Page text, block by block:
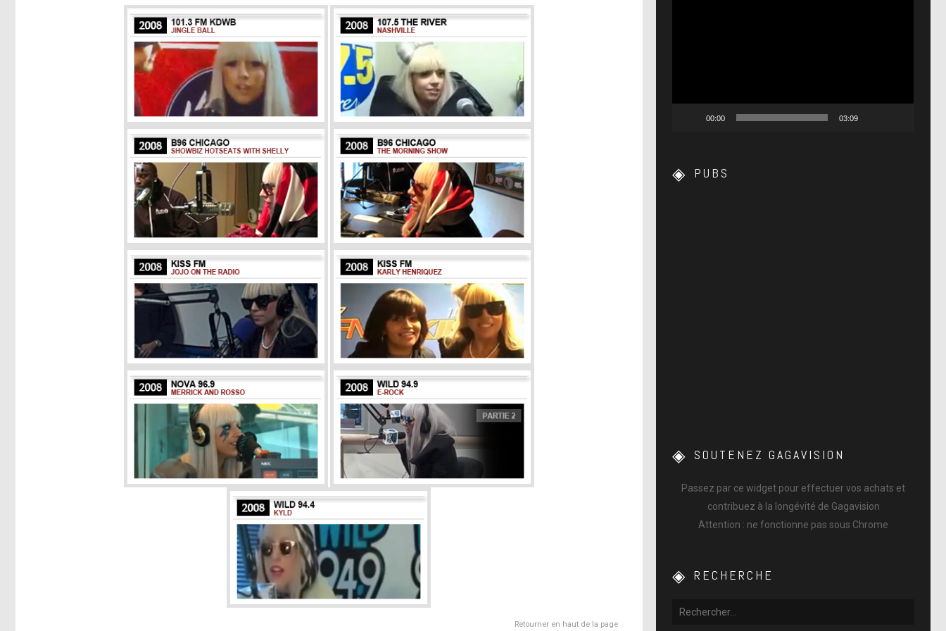
Retourner en haut de la page
00:00 03:09
PUBS
SOUTENEZ GAGAVISION
Passez par ce widget pour effectuer vos achats et
contribuez à la longévité de Gagavision
Attention : ne fonctionne pas sous Chrome
RECHERCHE